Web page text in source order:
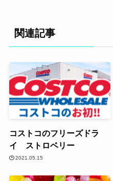
関連記事
コストコのフリーズドラ
イ ストロベリー
2021.05.15